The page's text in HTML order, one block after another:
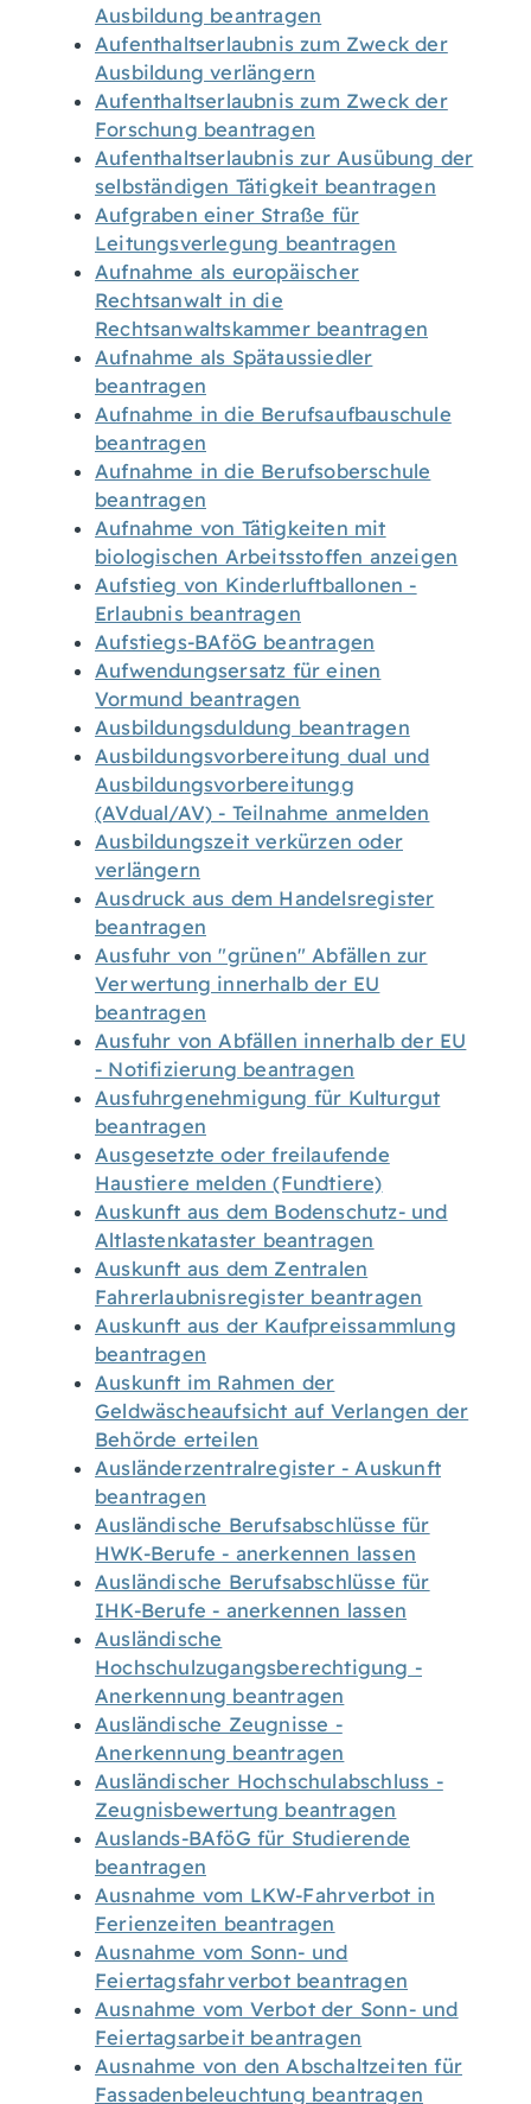
Ausbildung beantragen
Aufenthaltserlaubnis zum Zweck der
Ausbildung verlängern
Aufenthaltserlaubnis zum Zweck der
Forschung beantragen
Aufenthaltserlaubnis zur Ausübung der
selbständigen Tätigkeit beantragen
Aufgraben einer Straße für
Leitungsverlegung beantragen
Aufnahme als europäischer
Rechtsanwalt in die
Rechtsanwaltskammer beantragen
Aufnahme als Spätaussiedler
beantragen
Aufnahme in die Berufsaufbauschule
beantragen
Aufnahme in die Berufsoberschule
beantragen
Aufnahme von Tätigkeiten mit
biologischen Arbeitsstoffen anzeigen
Aufstieg von Kinderluftballonen -
Erlaubnis beantragen
Aufstiegs-BAföG beantragen
Aufwendungsersatz für einen
Vormund beantragen
Ausbildungsduldung beantragen
Ausbildungsvorbereitung dual und
Ausbildungsvorbereitungg
(AVdual/AV) - Teilnahme anmelden
Ausbildungszeit verkürzen oder
verlängern
Ausdruck aus dem Handelsregister
beantragen
Ausfuhr von "grünen" Abfällen zur
Verwertung innerhalb der EU
beantragen
Ausfuhr von Abfällen innerhalb der EU
- Notifizierung beantragen
Ausfuhrgenehmigung für Kulturgut
beantragen
Ausgesetzte oder freilaufende
Haustiere melden (Fundtiere)
Auskunft aus dem Bodenschutz- und
Altlastenkataster beantragen
Auskunft aus dem Zentralen
Fahrerlaubnisregister beantragen
Auskunft aus der Kaufpreissammlung
beantragen
Auskunft im Rahmen der
Geldwäscheaufsicht auf Verlangen der
Behörde erteilen
Ausländerzentralregister - Auskunft
beantragen
Ausländische Berufsabschlüsse für
HWK-Berufe - anerkennen lassen
Ausländische Berufsabschlüsse für
IHK-Berufe - anerkennen lassen
Ausländische
Hochschulzugangsberechtigung -
Anerkennung beantragen
Ausländische Zeugnisse -
Anerkennung beantragen
Ausländischer Hochschulabschluss -
Zeugnisbewertung beantragen
Auslands-BAföG für Studierende
beantragen
Ausnahme vom LKW-Fahrverbot in
Ferienzeiten beantragen
Ausnahme vom Sonn- und
Feiertagsfahrverbot beantragen
Ausnahme vom Verbot der Sonn- und
Feiertagsarbeit beantragen
Ausnahme von den Abschaltzeiten für
Fassadenbeleuchtung beantragen